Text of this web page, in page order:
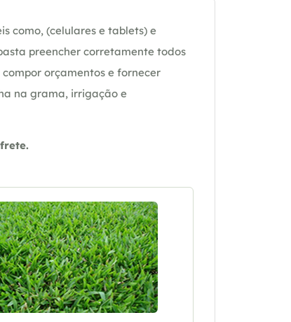
como, (celulares e tablets) e
preencher corretamente todos
orçamentos e fornecer
na grama, irrigação e